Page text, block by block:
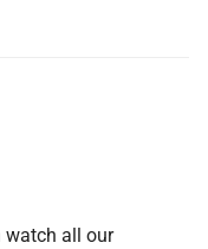
watch all our